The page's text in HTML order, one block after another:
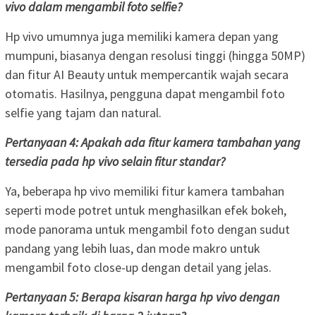
vivo dalam mengambil foto selfie?
Hp vivo umumnya juga memiliki kamera depan yang
mumpuni, biasanya dengan resolusi tinggi (hingga 50MP)
dan fitur AI Beauty untuk mempercantik wajah secara
otomatis. Hasilnya, pengguna dapat mengambil foto
selfie yang tajam dan natural.
Pertanyaan 4: Apakah ada fitur kamera tambahan yang
tersedia pada hp vivo selain fitur standar?
Ya, beberapa hp vivo memiliki fitur kamera tambahan
seperti mode potret untuk menghasilkan efek bokeh,
mode panorama untuk mengambil foto dengan sudut
pandang yang lebih luas, dan mode makro untuk
mengambil foto close-up dengan detail yang jelas.
Pertanyaan 5: Berapa kisaran harga hp vivo dengan